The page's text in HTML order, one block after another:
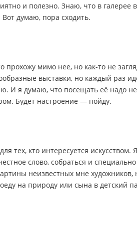
и полезно. Знаю, что в галерее
думаю, пора сходить.
прохожу мимо нее, но как-то не
выставки, но каждый раз
И я думаю, что посещать её надо
Будет настроение — пойду.
тех, кто интересуется искусством.
слово, собраться и специально
неизвестных мне
на природу или сына в детский